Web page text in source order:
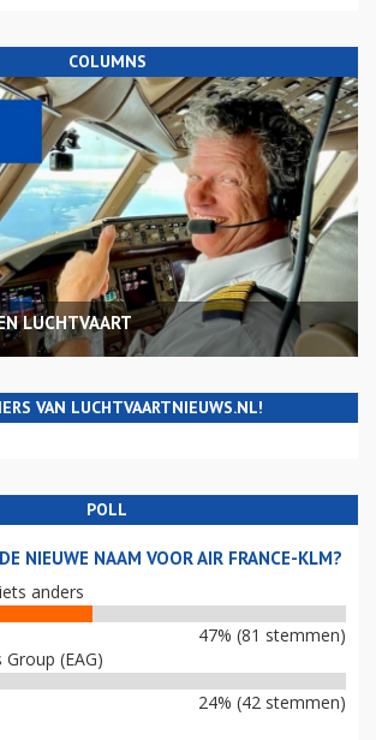
COLUMNS
LUCHTVAART
VAN LUCHTVAARTNIEUWS.NL!
POLL
NIEUWE NAAM VOOR AIR FRANCE-KLM?
anders
47% (81 stemmen)
(EAG)
24% (42 stemmen)